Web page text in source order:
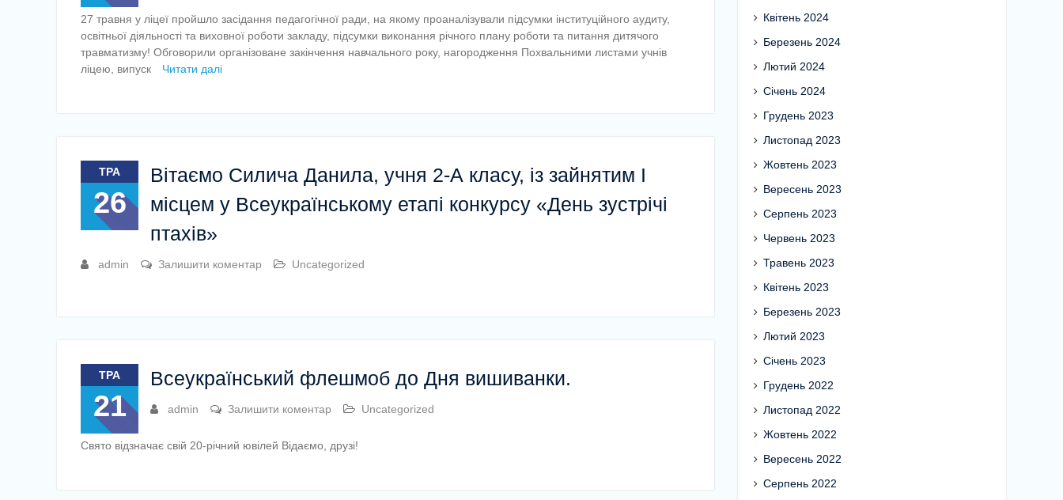
27 травня у ліцеї пройшло засідання педагогічної ради, на якому проаналізували підсумки інституційного аудиту,
освітньої діяльності та виховної роботи закладу, підсумки виконання річного плану роботи та питання дитячого
травматизму! Обговорили організоване закінчення навчального року, нагородження Похвальними листами учнів
ліцею, випуск
Читати далі
ТРА
26
Вітаємо Силича Данила, учня 2-А класу, із зайнятим І
місцем у Всеукраїнському етапі конкурсу «День зустрічі
птахів»
admin Залишити коментар Uncategorized
ТРА
21
Всеукраїнський флешмоб до Дня вишиванки.
admin Залишити коментар Uncategorized
Свято відзначає свій 20-річний ювілей Відаємо, друзі!
Квітень 2024
Березень 2024
Лютий 2024
Січень 2024
Грудень 2023
Листопад 2023
Жовтень 2023
Вересень 2023
Серпень 2023
Червень 2023
Травень 2023
Квітень 2023
Березень 2023
Лютий 2023
Січень 2023
Грудень 2022
Листопад 2022
Жовтень 2022
Вересень 2022
Серпень 2022